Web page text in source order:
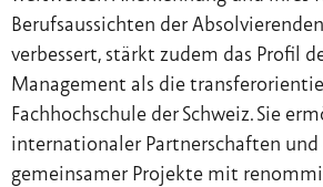
Berufsaussichten der
verbessert, stärkt zudem das Profil
Management als die
Fachhochschule der Schweiz. Sie
internationaler Partnerschaften
gemeinsamer Projekte mit